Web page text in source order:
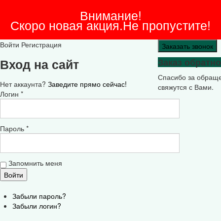
Внимание!
Скоро новая акция.Не пропустите!
Войти Регистрация
Вход на сайт
Нет аккаунта? Заведите прямо сейчас!
Логин *
Пароль *
Запомнить меня
Забыли пароль?
Забыли логин?
Заказать звонок
Заказ
Спасибо за
свяжутся с Вами.